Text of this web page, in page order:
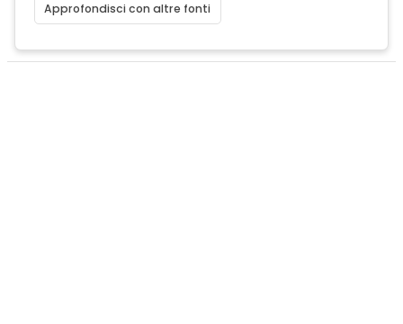
Approfondisci con altre fonti